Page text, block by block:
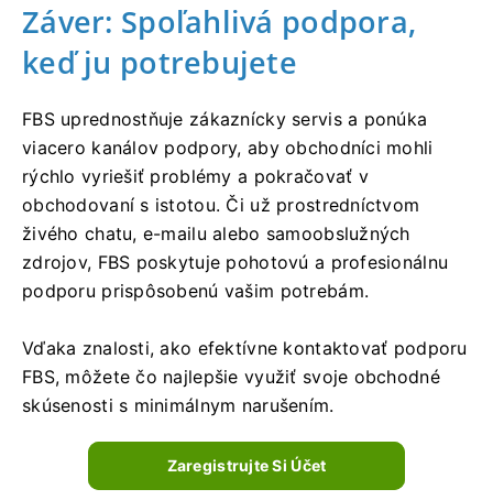
Záver: Spoľahlivá podpora,
keď ju potrebujete
FBS uprednostňuje zákaznícky servis a ponúka
viacero kanálov podpory, aby obchodníci mohli
rýchlo vyriešiť problémy a pokračovať v
obchodovaní s istotou. Či už prostredníctvom
živého chatu, e-mailu alebo samoobslužných
zdrojov, FBS poskytuje pohotovú a profesionálnu
podporu prispôsobenú vašim potrebám.
Vďaka znalosti, ako efektívne kontaktovať podporu
FBS, môžete čo najlepšie využiť svoje obchodné
skúsenosti s minimálnym narušením.
Zaregistrujte Si Účet